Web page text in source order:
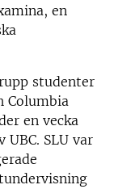
en
studenter
Columbia
en vecka
SLU var